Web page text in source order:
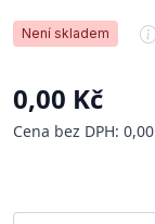
Není skladem
0,00 Kč
Cena bez DPH: